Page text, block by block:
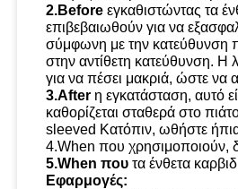
2.Before εγκαθιστώντας τα
επιβεβαιωθούν για να
σύμφωνη με την κατεύθυνση
στην αντίθετη κατεύθυνση. Η
για να πέσει μακριά, ώστε να
3.After η εγκατάσταση, αυτό
καθορίζεται σταθερά στο
sleeved Κατόπιν, ωθήστε ήπια
4.When που χρησιμοποιούν,
5.When που τα ένθετα
Εφαρμογές: